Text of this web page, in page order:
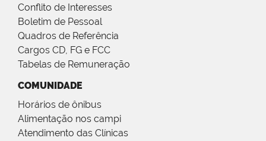
Conflito de Interesses
Boletim de Pessoal
Quadros de Referência
Cargos CD, FG e FCC
Tabelas de Remuneração
COMUNIDADE
Horários de ônibus
Alimentação nos campi
Atendimento das Clínicas